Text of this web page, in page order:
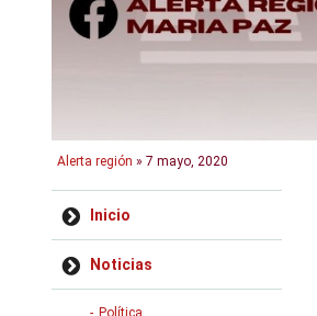
Alerta región » 7 mayo, 2020
Inicio
Noticias